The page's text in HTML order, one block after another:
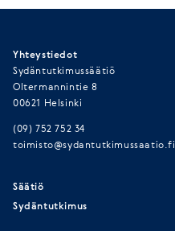
Yhteystiedot
Sydäntutkimussäätiö
Oltermannintie 8
00621 Helsinki
(09) 752 752 34
toimisto@sydantutkimussaatio.fi
Säätiö
Sydäntutkimus